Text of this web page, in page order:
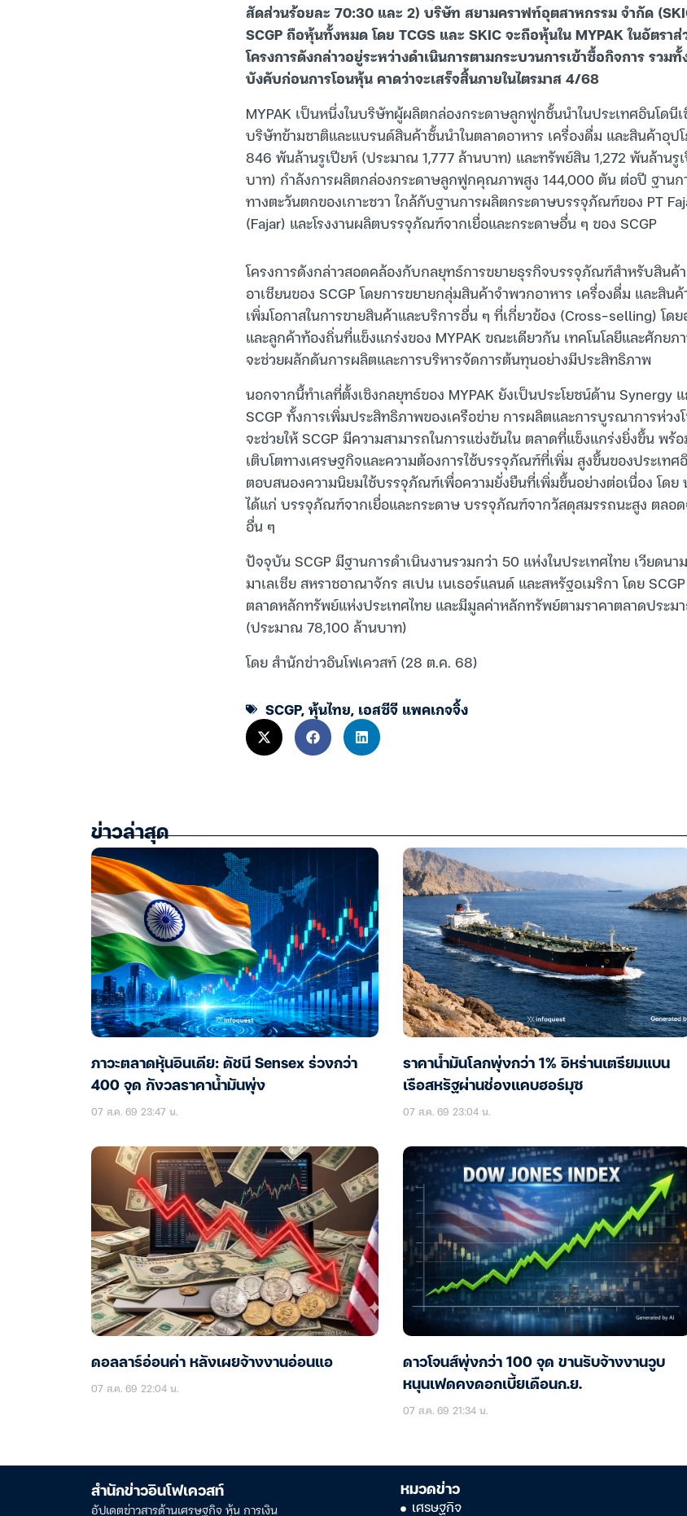
สัดส่วนร้อยละ 70:30 และ 2) บริษัท สยามคราฟท์อุตสาหกรรม จำกัด
SCGP ถือหุ้นทั้งหมด โดย TCGS และ SKIC จะถือหุ้นใน MYPAK ในอัตรา
โครงการดังกล่าวอยู่ระหว่างดำเนินการตามกระบวนการเข้าซื้อกิจการ รวมทั้
บังคับก่อนการโอนหุ้น คาดว่าจะเสร็จสิ้นภายในไตรมาส 4/68
MYPAK เป็นหนึ่งในบริษัทผู้ผลิตกล่องกระดาษลูกฟูกชั้นนำในประเทศอินโด
บริษัทข้ามชาติและแบรนด์สินค้าชั้นนำในตลาดอาหาร เครื่องดื่ม และสินค้าอุป
846 พันล้านรูเปียห์ (ประมาณ 1,777 ล้านบาท) และทรัพย์สิน 1,272 พันล้าน
บาท) กำลังการผลิตกล่องกระดาษลูกฟูกคุณภาพสูง 144,000 ตัน ต่อปี ฐานก
ทางตะวันตกของเกาะชวา ใกล้กับฐานการผลิตกระดาษบรรจุภัณฑ์ของ PT
(Fajar) และโรงงานผลิตบรรจุภัณฑ์จากเยื่อและกระดาษอื่น ๆ ของ SCGP
โครงการดังกล่าวสอดคล้องกับกลยุทธ์การขยายธุรกิจบรรจุภัณฑ์สำหรับสินค้
อาเซียนของ SCGP โดยการขยายกลุ่มสินค้าจำพวกอาหาร เครื่องดื่ม และสิน
เพิ่มโอกาสในการขายสินค้าและบริการอื่น ๆ ที่เกี่ยวข้อง (Cross-selling) โด
และลูกค้าท้องถิ่นที่แข็งแกร่งของ MYPAK ขณะเดียวกัน เทคโนโลยีและศักยภ
จะช่วยผลักดันการผลิตและการบริหารจัดการต้นทุนอย่างมีประสิทธิภาพ
นอกจากนี้ทำเลที่ตั้งเชิงกลยุทธ์ของ MYPAK ยังเป็นประโยชน์ด้าน Synergy
SCGP ทั้งการเพิ่มประสิทธิภาพของเครือข่าย การผลิตและการบูรณาการห่วง
จะช่วยให้ SCGP มีความสามารถในการแข่งขันใน ตลาดที่แข็งแกร่งยิ่งขึ้น พร้
เติบโตทางเศรษฐกิจและความต้องการใช้บรรจุภัณฑ์ที่เพิ่ม สูงขึ้นของประเทศ
ตอบสนองความนิยมใช้บรรจุภัณฑ์เพื่อความยั่งยืนที่เพิ่มขึ้นอย่างต่อเนื่อง โดย
ได้แก่ บรรจุภัณฑ์จากเยื่อและกระดาษ บรรจุภัณฑ์จากวัสดุสมรรถนะสูง ตลอ
อื่น ๆ
ปัจจุบัน SCGP มีฐานการดำเนินงานรวมกว่า 50 แห่งในประเทศไทย เวียดน
มาเลเซีย สหราชอาณาจักร สเปน เนเธอร์แลนด์ และสหรัฐอเมริกา โดย
ตลาดหลักทรัพย์แห่งประเทศไทย และมีมูลค่าหลักทรัพย์ตามราคาตลาดประ
(ประมาณ 78,100 ล้านบาท)
โดย สำนักข่าวอินโฟเควสท์ (28 ต.ค. 68)
SCGP,หุ้นไทย, เอสซีจี แพคเกจจิ้ง
ข่าวล่าสุด
ภาวะตลาดหุ้นอินเดีย: ดัชนี Sensex ร่วงกว่า
400 จุด กังวลราคาน้ำมันพุ่ง
07 ส.ค. 69 23:47 น.
ราคาน้ำมันโลกพุ่งกว่า 1% อิหร่านเตรียมแบน
เรือสหรัฐผ่านช่องแคบฮอร์มุซ
07 ส.ค. 69 23:04 น.
ดอลลาร์อ่อนค่า หลังเผยจ้างงานอ่อนแอ
07 ส.ค. 69 22:04 น.
ดาวโจนส์พุ่งกว่า 100 จุด ขานรับจ้างงานวูบ
หนุนเฟดคงดอกเบี้ยเดือนก.ย.
07 ส.ค. 69 21:34 น.
สำนักข่าวอินโฟเควสท์
อัปเดตข่าวสารด้านเศรษฐกิจ หุ้น การเงิน
หมวดข่าว
เศรษฐกิจ